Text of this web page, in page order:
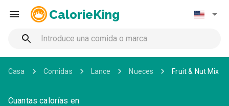
CalorieKing
Casa Comidas Lance Nueces Fruit & Nut Mix
Cuantas calorías en